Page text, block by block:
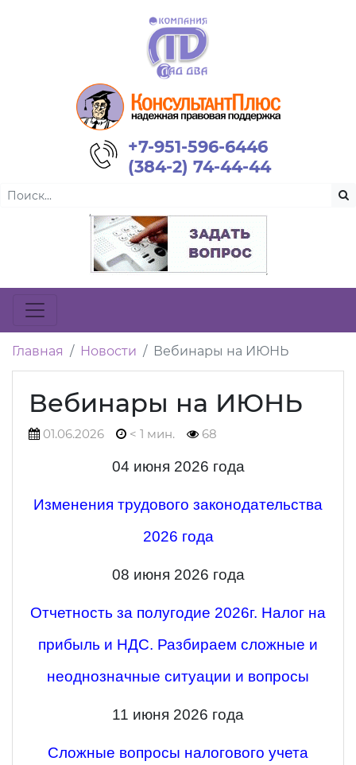
+7-951-596-6446
(384-2) 74-44-44
Главная Новости Вебинары на ИЮНЬ
Вебинары на ИЮНЬ
01.06.2026 < 1 мин. 68
04 июня 2026 года
Изменения трудового законодательства
2026 года
08 июня 2026 года
Отчетность за полугодие 2026г. Налог на
прибыль и НДС. Разбираем сложные и
неоднозначные ситуации и вопросы
11 июня 2026 года
Сложные вопросы налогового учета